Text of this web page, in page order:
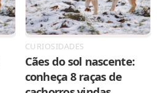
CURIOSIDADES
Cães do sol nascente:
conheça 8 raças de